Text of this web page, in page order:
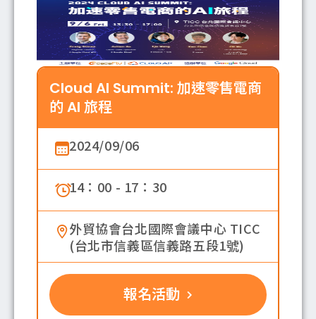
聯絡我們
Cloud AI Summit: 加速零售電商
的 AI 旅程
2024/09/06
14：00 - 17：30
外貿協會台北國際會議中心 TICC
(台北市信義區信義路五段1號)
報名活動